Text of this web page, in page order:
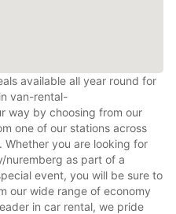
available all year round for
van-rental-
way by choosing from our
one of our stations across
you are looking for
nuremberg as part of a
event, you will be sure to
our wide range of economy
in car rental, we pride